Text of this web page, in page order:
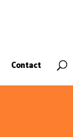
Contact